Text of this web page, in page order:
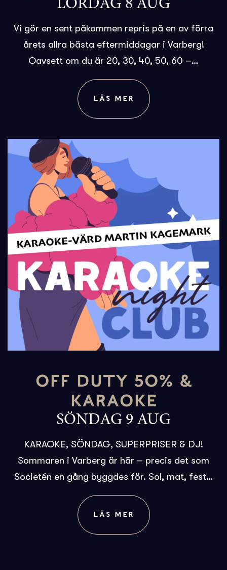
LÖRDAG 8 AUG
Vi gör en sent påkommen repris på en av förra
årets allra bästa eftermiddagar i Varberg!
Oavsett om du är 20, 30, 40, 50, 60 –…
LÄS MER
OFF DUTY 50% &
KARAOKE
SÖNDAG 9 AUG
KARAOKE, SÖNDAG, SUPERPRISER & DJ!
Sommaren i Varberg är här – precis det som
Societén en gång byggdes för. Sol, mat, fest…
LÄS MER